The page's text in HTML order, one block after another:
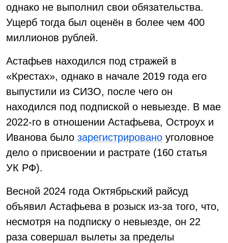
однако не выполнил свои обязательства.
Ущерб тогда был оценён в более чем 400
миллионов рублей.
Астафьев находился под стражей в
«Крестах», однако в начале 2019 года его
выпустили из СИЗО, после чего он
находился под подпиской о невыезде. В мае
2022-го в отношении Астафьева, Остроух и
Иванова было зарегистрировано уголовное
дело о присвоении и растрате (160 статья
УК РФ).
Весной 2024 года Октябрьский райсуд
объявил Астафьева в розыск из-за того, что,
несмотря на подписку о невыезде, он 22
раза совершал вылеты за пределы